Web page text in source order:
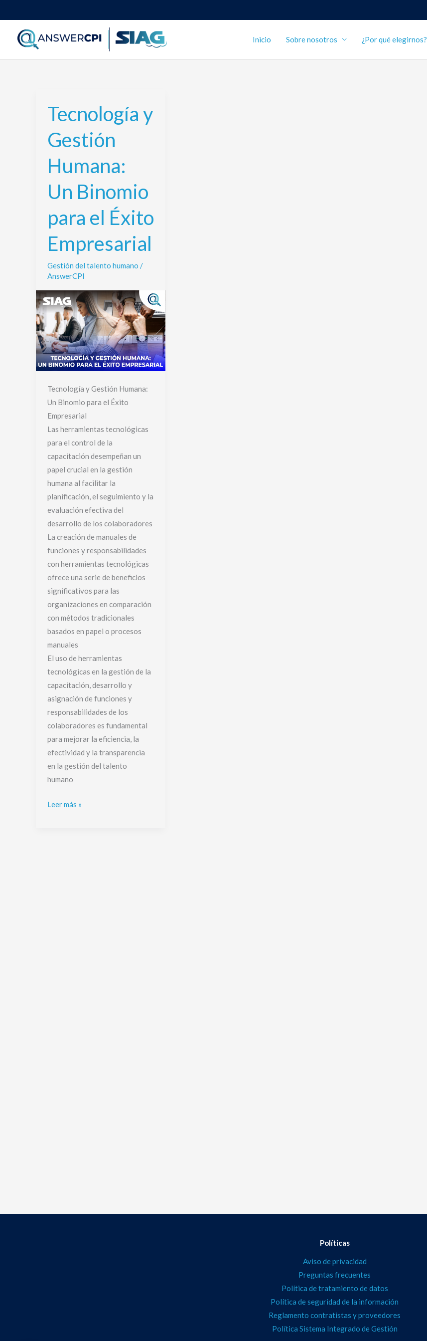
al
contenido
Inicio Sobre nosotros ¿Por qué elegirnos?
Tecnología y
Gestión
Humana:
Un Binomio
para el Éxito
Empresarial
Gestión del talento humano /
AnswerCPI
Tecnología y Gestión Humana:
Un Binomio para el Éxito
Empresarial
Las herramientas tecnológicas
para el control de la
capacitación desempeñan un
papel crucial en la gestión
humana al facilitar la
planificación, el seguimiento y la
evaluación efectiva del
desarrollo de los colaboradores
La creación de manuales de
funciones y responsabilidades
con herramientas tecnológicas
ofrece una serie de beneficios
significativos para las
organizaciones en comparación
con métodos tradicionales
basados en papel o procesos
manuales
El uso de herramientas
tecnológicas en la gestión de la
capacitación, desarrollo y
asignación de funciones y
responsabilidades de los
colaboradores es fundamental
para mejorar la eficiencia, la
efectividad y la transparencia
en la gestión del talento
humano
Tecnología
Gestión
Humana:
Un
Binomio
para
el
Éxito
Empresarial
Leer más »
Políticas
Aviso de privacidad
Preguntas frecuentes
Política de tratamiento de datos
Política de seguridad de la información
Reglamento contratistas y proveedores
Política Sistema Integrado de Gestión